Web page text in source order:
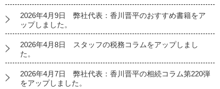
2026年4月9日 弊社代表：香川晋平のおすすめ書籍をア
ップしました。
2026年4月8日 スタッフの税務コラムをアップしまし
た。
2026年4月7日 弊社代表：香川晋平の相続コラム第220弾
をアップしました。